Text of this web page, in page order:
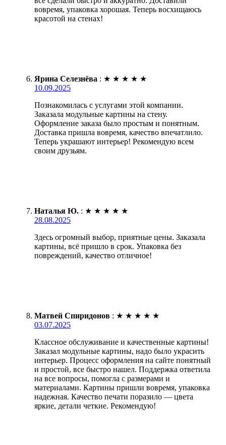
вовремя, упаковка хорошая. Теперь восхищаюсь
красотой на стенах!
Ярина Селезнёва : ★ ★ ★ ★ ★
10.09.2025
Познакомилась с услугами этой компании.
Заказала модульные картины на стену.
Оформление заказа было простым и понятным.
Доставка пришла вовремя, качество впечатлило.
Теперь украшают интерьер! Рекомендую всем
своим друзьям.
Наталья Ю. : ★ ★ ★ ★ ★
28.08.2025
Здесь огромный выбор, приятные цены. Заказала
картины, всё пришло в срок. Упаковка без
повреждений, качество отличное!
Матвей Спиридонов : ★ ★ ★ ★ ★
03.07.2025
Классное обслуживание и качественные картины!
Заказал модульные картины, надо было украсить
интерьер. Процесс оформления на сайте понятный
и простой, все быстро нашел. Поддержка ответила
на все вопросы, помогла с размерами и
материалами. Картины пришли вовремя, упаковка
надежная. Качество печати поразило — цвета
яркие, детали четкие. Рекомендую!